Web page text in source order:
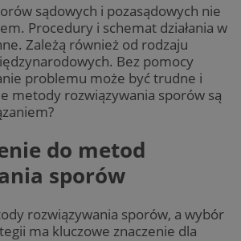
sądowych i pozasądowych nie
Procedury i schemat działania w
Zależą również od rodzaju
Bez pomocy
problemu może być trudne i
metody rozwiązywania sporów są
do metod
sporów
rozwiązywania sporów, a wybór
ma kluczowe znaczenie dla